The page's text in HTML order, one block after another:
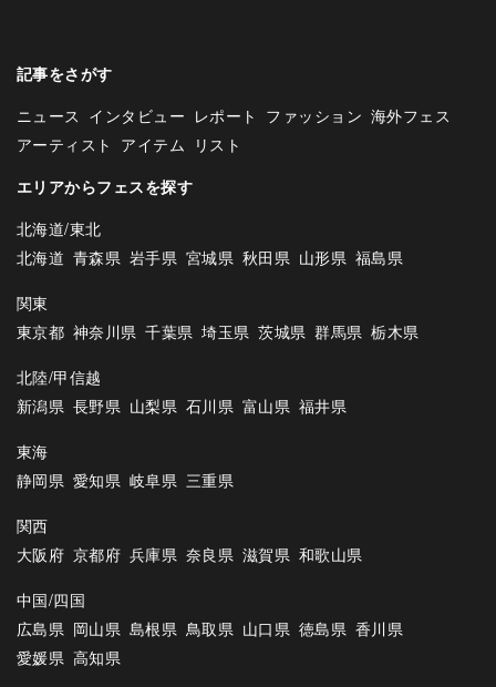
記事をさがす
ニュース インタビュー レポート ファッション 海外フェス
アーティスト アイテム
リスト
エリアからフェスを探す
北海道/東北
北海道 青森県 岩手県 宮城県 秋田県 山形県 福島県
関東
東京都 神奈川県 千葉県 埼玉県 茨城県 群馬県 栃木県
北陸/甲信越
新潟県 長野県 山梨県 石川県 富山県 福井県
東海
静岡県 愛知県 岐阜県 三重県
関西
大阪府 京都府 兵庫県 奈良県 滋賀県 和歌山県
中国/四国
広島県 岡山県 島根県 鳥取県 山口県 徳島県 香川県
愛媛県 高知県